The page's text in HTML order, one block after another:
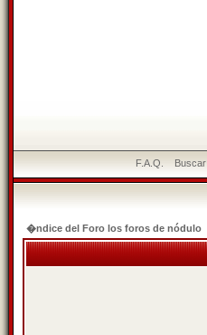
F.A.Q. Buscar
�ndice del Foro los foros de nódulo